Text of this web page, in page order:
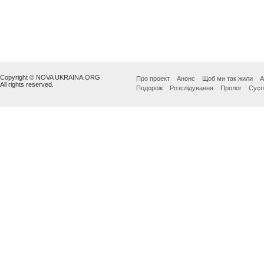
Copyright © NOVA UKRAINA.ORG
All rights reserved.
Про проект Анонс Щоб ми так жили
Подорож
Розслідування Пролог